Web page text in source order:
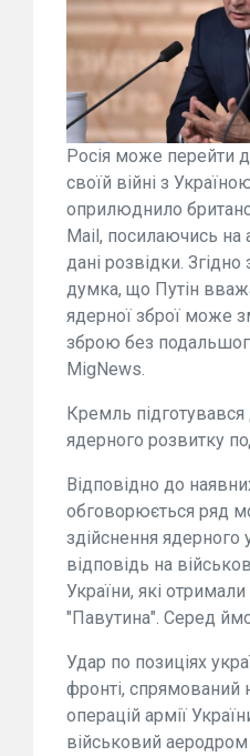
Росія може перейти
своїй війні з
оприлюднило
Mail, посилаючись на
дані розвідки.
думка, що Путін
ядерної зброї може
зброю без
MigNews.
Кремль
ядерного розвитку
Відповідно до
обговорюється ряд
здійснення ядерного
відповідь на
України, які
"Павутина". Серед
Удар по позиціях
фронті, спрямований
операцій армії
військовий